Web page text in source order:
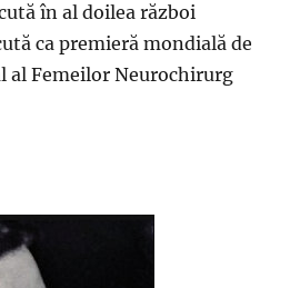
în al doilea război
ca premieră mondială de
al Femeilor Neurochirurg